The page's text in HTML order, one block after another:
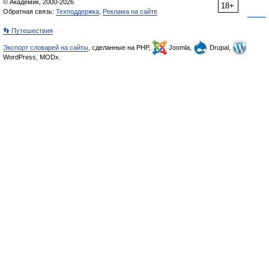
18+
© Академик, 2000-2026
Обратная связь: Техподдержка Реклама на сайте
👣 Путешествия
Экспорт словарей на сайты , сделанные на PHP, Joomla,
Drupal,
WordPress, MODx.